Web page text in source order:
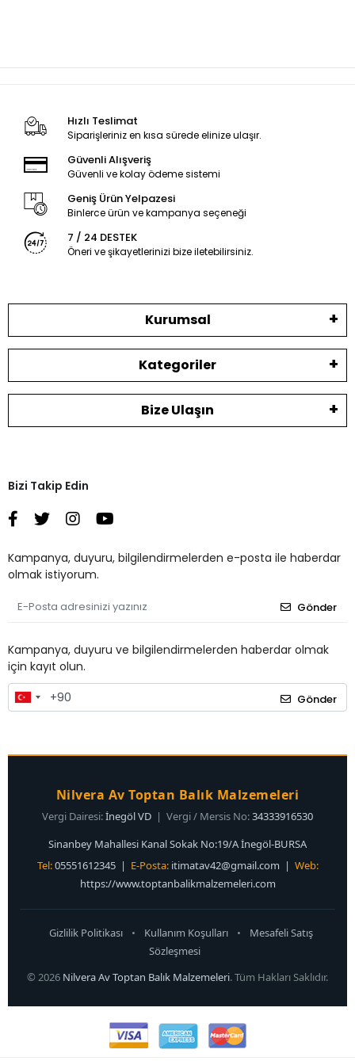
Hızlı Teslimat
Siparişleriniz en kısa sürede elinize ulaşır.
Güvenli Alışveriş
Güvenli ve kolay ödeme sistemi
Geniş Ürün Yelpazesi
Binlerce ürün ve kampanya seçeneği
7 / 24 DESTEK
Öneri ve şikayetlerinizi bize iletebilirsiniz.
Kurumsal
Kategoriler
Bize Ulaşın
Bizi Takip Edin
Kampanya, duyuru, bilgilendirmelerden e-posta ile haberdar
olmak istiyorum.
Gönder
Kampanya, duyuru ve bilgilendirmelerden haberdar olmak
için kayıt olun.
Gönder
Nilvera Av Toptan Balık Malzemeleri
Vergi Dairesi:İnegöl VD | Vergi / Mersis No:34333916530
Sinanbey Mahallesi Kanal Sokak No:19/A İnegöl-BURSA
Tel:05551612345 | E-Posta: itimatav42@gmail.com | Web:
https://www.toptanbalikmalzemeleri.com
Gizlilik Politikası • Kullanım Koşulları •
Mesafeli Satış
Sözleşmesi
© 2026 Nilvera Av Toptan Balık Malzemeleri. Tüm Hakları Saklıdır.